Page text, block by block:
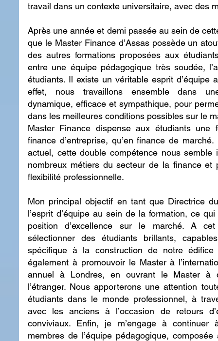
travail dans un contexte universitaire, avec des
Après une année et demi passée au sein de
que le Master Finance d’Assas possède un
des autres formations proposées aux
entre une équipe pédagogique très soudée,
étudiants. Il existe un véritable esprit d’équipe
effet, nous travaillons ensemble dans
dynamique, efficace et sympathique, pour
dans les meilleures conditions possibles sur le
Master Finance dispense aux étudiants une
finance d’entreprise, qu’en finance de
actuel, cette double compétence nous semble
nombreux métiers du secteur de la finance
flexibilité professionnelle.
Mon principal objectif en tant que Directrice
l’esprit d’équipe au sein de la formation, ce
position d’excellence sur le marché. A
sélectionner des étudiants brillants,
spécifique à la construction de notre édifice
également à promouvoir le Master à
annuel à Londres, en ouvrant le Master à
l’étranger. Nous apporterons une attention
étudiants dans le monde professionnel, à
avec les anciens à l’occasion de retours
conviviaux. Enfin, je m’engage à
membres de l’équipe pédagogique,